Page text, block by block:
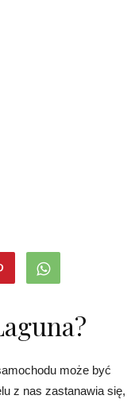
może być
z nas zastanawia się,